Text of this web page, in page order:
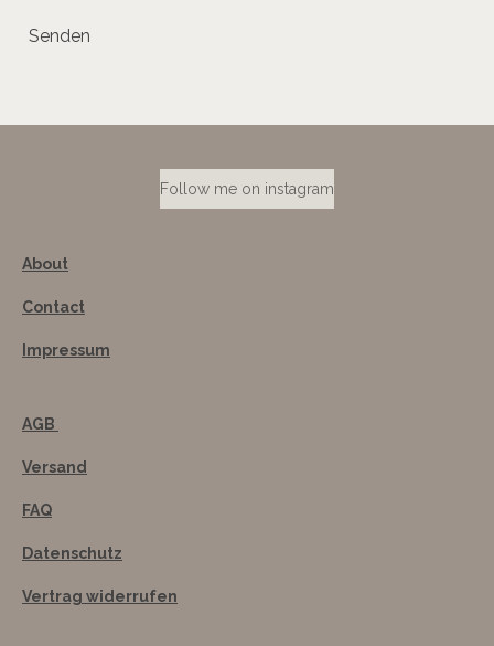
Senden
Follow me on instagram
About
Contact
Impressum
AGB
Versand
FAQ
Datenschutz
Vertrag widerrufen